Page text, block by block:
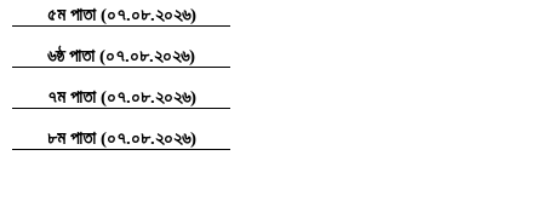
৫ম পাতা (০৭.০৮.২০২৬)
৬ষ্ঠ পাতা (০৭.০৮.২০২৬)
৭ম পাতা (০৭.০৮.২০২৬)
৮ম পাতা (০৭.০৮.২০২৬)